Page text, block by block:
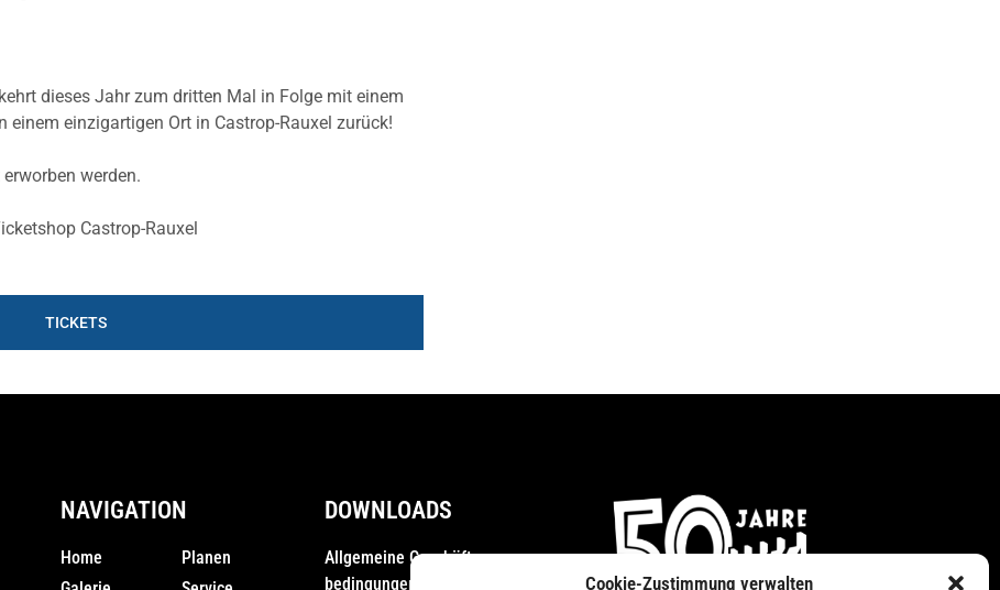
Cookie-Zustimmung verwalten
dieses Jahr zum dritten Mal in Folge mit einem
einzigartigen Ort in Castrop-Rauxel zurück!
werden.
Castrop-Rauxel
TICKETS
NAVIGATION
Home
Planen
DOWNLOADS
Allgemeine Geschäfts­
bedingungen (AGB)